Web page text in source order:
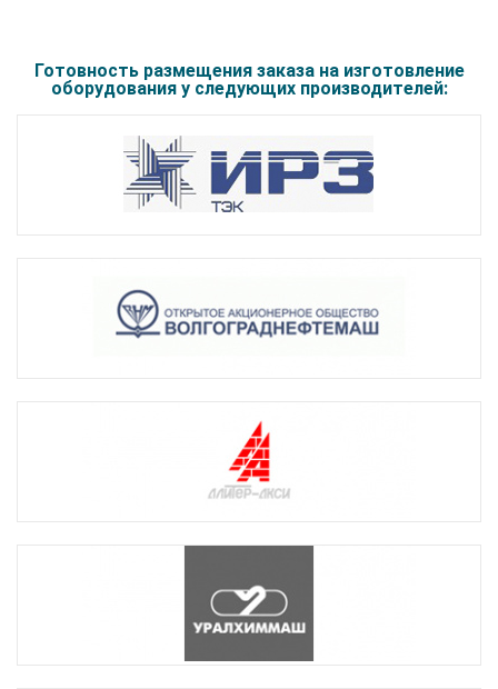
Готовность размещения заказа на изготовление
оборудования у следующих производителей: